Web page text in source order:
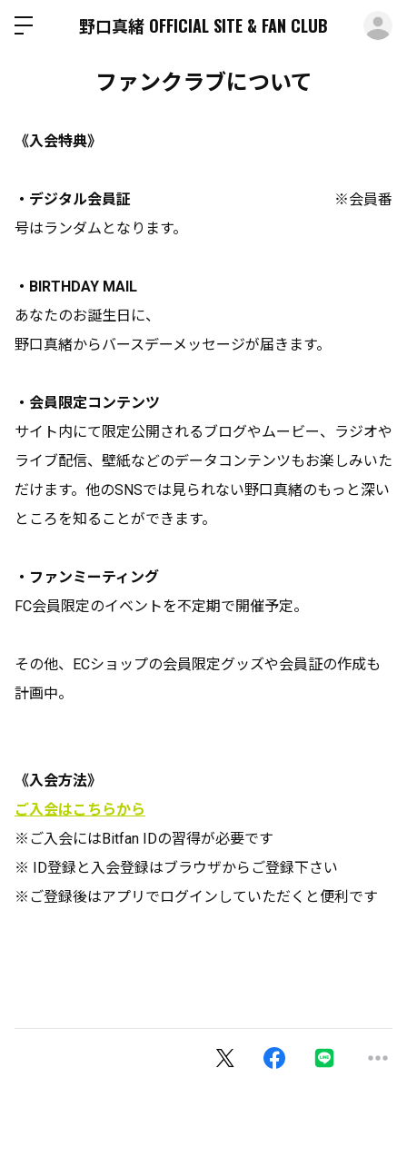
野口真緒 OFFICIAL SITE & FAN CLUB
ファンクラブについて
《入会特典》
・デジタル会員証
※会員番
号はランダムとなります。
・BIRTHDAY MAIL
あなたのお誕生日に、
野口真緒からバースデーメッセージが届きます。
・会員限定コンテンツ
サイト内にて限定公開されるブログやムービー、ラジオや
ライブ配信、壁紙などのデータコンテンツもお楽しみいた
だけます。他のSNSでは見られない野口真緒のもっと深い
ところを知ることができます。
・ファンミーティング
FC会員限定のイベントを不定期で開催予定。
その他、ECショップの会員限定グッズや会員証の作成も
計画中。
《入会方法》
ご入会はこちらから
※ご入会にはBitfan IDの習得が必要です
※ ID登録と入会登録はブラウザからご登録下さい
※ご登録後はアプリでログインしていただくと便利です